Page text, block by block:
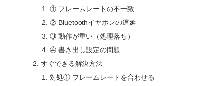
① フレームレートの不一致
② Bluetoothイヤホンの遅延
③ 動作が重い（処理落ち）
④ 書き出し設定の問題
すぐできる解決方法
対処① フレームレートを合わせる